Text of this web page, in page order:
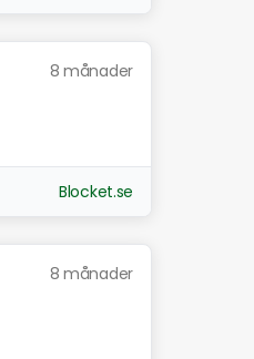
8 månader
Blocket.se
8 månader